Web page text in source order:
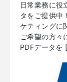
日常業務に役
タをご提供中
ケティングに
ご希望の方々
PDFデータ